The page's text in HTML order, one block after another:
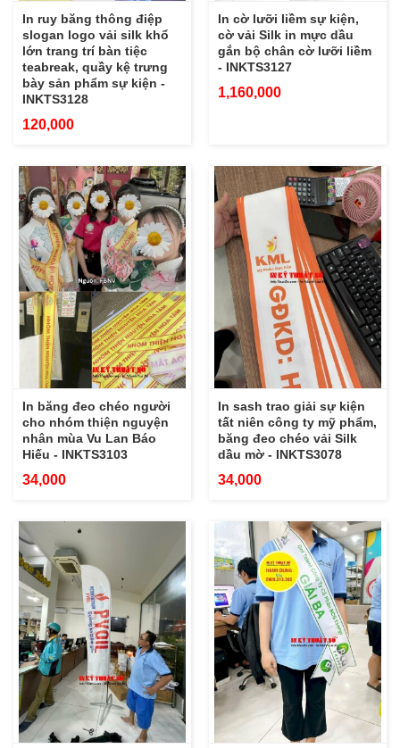
In ruy băng thông điệp
slogan logo vải silk khổ
lớn trang trí bàn tiệc
teabreak, quầy kệ trưng
bày sản phẩm sự kiện -
INKTS3128
120,000
In cờ lưỡi liềm sự kiện,
cờ vải Silk in mực dầu
gắn bộ chân cờ lưỡi liềm
- INKTS3127
1,160,000
In băng đeo chéo người
cho nhóm thiện nguyện
nhân mùa Vu Lan Báo
Hiếu - INKTS3103
34,000
In sash trao giải sự kiện
tất niên công ty mỹ phẩm,
băng đeo chéo vải Silk
dầu mờ - INKTS3078
34,000